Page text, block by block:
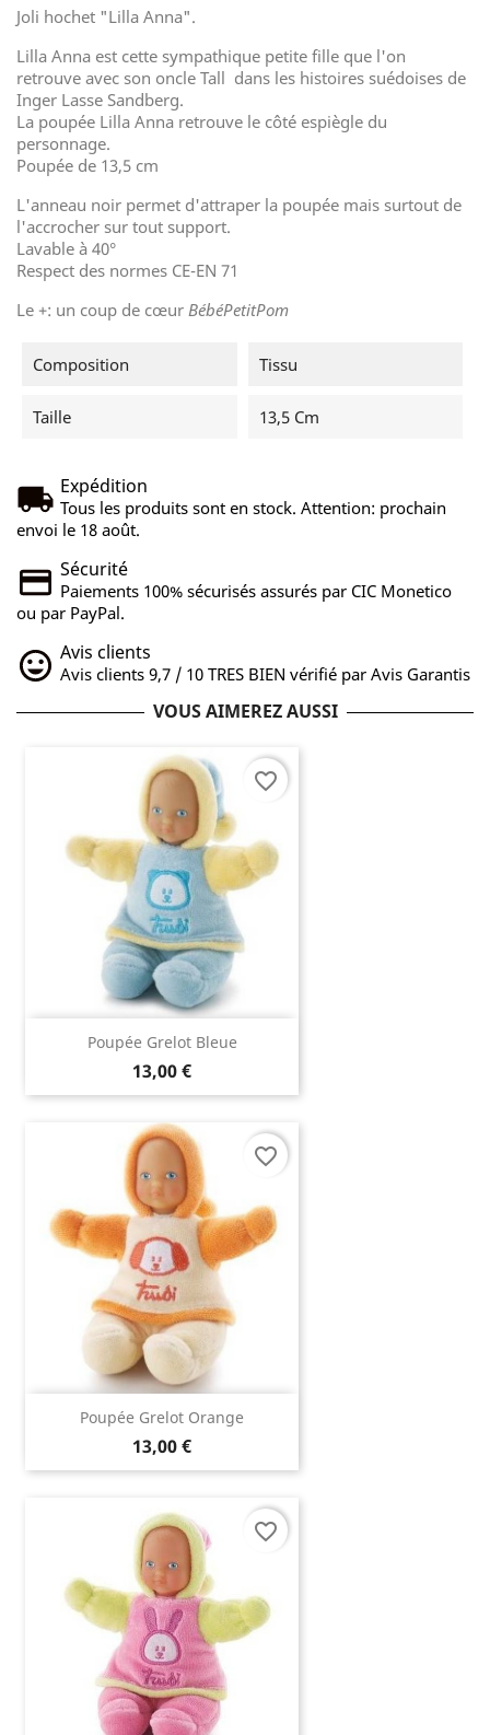
Joli hochet "Lilla Anna".
Lilla Anna est cette sympathique petite fille que l'on
retrouve avec son oncle Tall dans les histoires suédoises de
Inger Lasse Sandberg.
La poupée Lilla Anna retrouve le côté espiègle du
personnage.
Poupée de 13,5 cm
L'anneau noir permet d'attraper la poupée mais surtout de
l'accrocher sur tout support.
Lavable à 40°
Respect des normes CE-EN 71
Le +: un coup de cœur BébéPetitPom
Composition Tissu
Taille 13,5 Cm
Expédition
Tous les produits sont en stock. Attention: prochain
envoi le 18 août.
Sécurité
Paiements 100% sécurisés assurés par CIC Monetico
ou par PayPal.
Avis clients
Avis clients 9,7 / 10 TRES BIEN vérifié par Avis Garantis
VOUS AIMEREZ AUSSI
Poupée Grelot Bleue
13,00 €
favorite_border
Poupée Grelot Orange
13,00 €
favorite_border
favorite_border